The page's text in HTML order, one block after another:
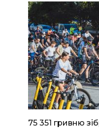
75 351 гривню